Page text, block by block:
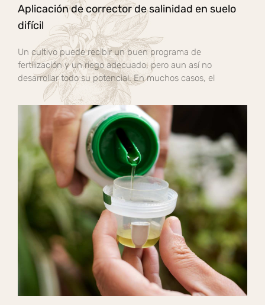
Aplicación de corrector de salinidad en suelo
difícil
Un cultivo puede recibir un buen programa de
fertilización y un riego adecuado, pero aun así no
desarrollar todo su potencial. En muchos casos, el